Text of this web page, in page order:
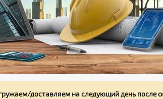
доставляем на следующий день после